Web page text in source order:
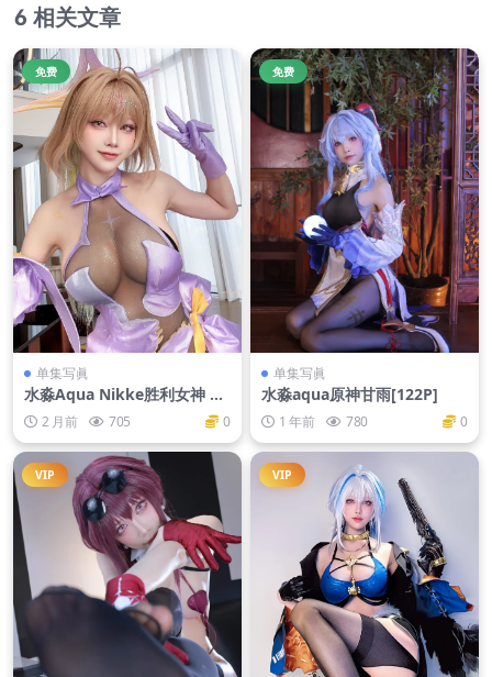
相关文章
免费
单集写眞
水淼Aqua Nikke胜利女神 阿
妮斯超级巨星星光[21P-36M
B] 2 月前 705 0
免费
单集写眞
水淼aqua原神甘雨[122P]
1 年前 780 0
VIP VIP